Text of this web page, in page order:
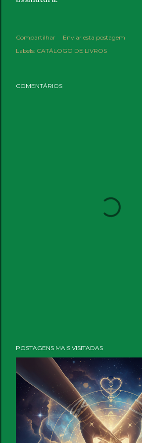
Compartilhar
Enviar esta postagem
Labels: CATÁLOGO DE LIVROS
COMENTÁRIOS
POSTAGENS MAIS VISITADAS